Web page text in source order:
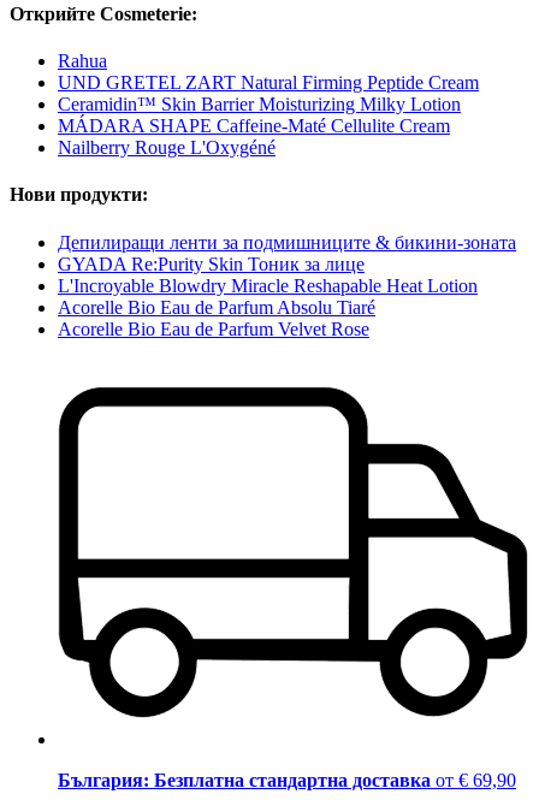
Открийте Cosmeterie:
Rahua
UND GRETEL ZART Natural Firming Peptide Cream
Ceramidin™ Skin Barrier Moisturizing Milky Lotion
MÁDARA SHAPE Caffeine-Maté Cellulite Cream
Nailberry Rouge L'Oxygéné
Нови продукти:
Депилиращи ленти за подмишниците & бикини-зоната
GYADA Re:Purity Skin Тоник за лице
L'Incroyable Blowdry Miracle Reshapable Heat Lotion
Acorelle Bio Eau de Parfum Absolu Tiaré
Acorelle Bio Eau de Parfum Velvet Rose
България: Безплатна стандартна доставка от € 69,90